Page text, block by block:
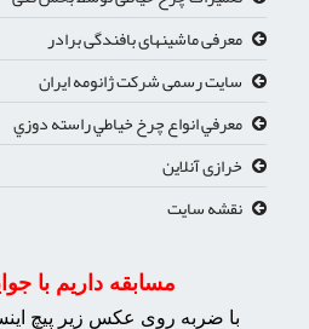
معرفی ماشینهای بافندگی برادر
سایت رسمی شرکت ژانومه ایران
معرفي انواع چرخ خياطي راسته دوزي
خرازی آنلاین
نقشه سایت
مسابقه داریم با
با ضربه روی عکس زیر پیچ